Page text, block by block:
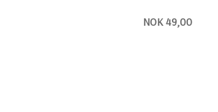
NOK 49,00